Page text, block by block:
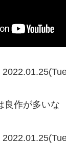
良作が多いな